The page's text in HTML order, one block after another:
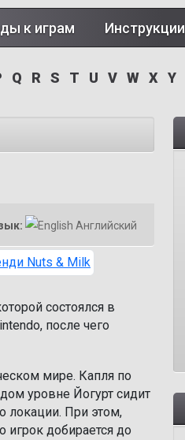
к играм Инструкции
Q R S T U V W X Y
Английский
состоялся в
после чего
мире. Капля по
уровне Йогурт сидит
локации. При этом,
добирается до